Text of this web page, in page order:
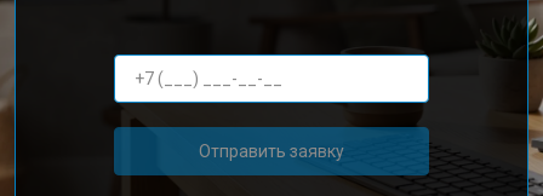
Отправить заявку